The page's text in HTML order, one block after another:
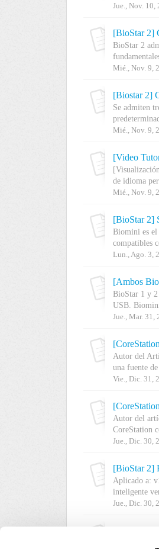
Jue., Nov. 10,
[BioStar 2]
BioStar 2
Mié., Nov. 9,
[Biostar 2]
Se admiten
Mié., Nov. 9,
[Video
de idioma
Mié., Nov. 9,
[BioStar 2]
Biomini es el
compatibles
Lun., Ago. 3,
[Ambos
BioStar 1 y
USB.
Jue., Mar. 31,
Autor del
una fuente
Vie., Dic. 31,
Autor del
CoreStation
Jue., Dic. 30,
[BioStar 2]
Aplicado a:
inteligente
Jue., Dic. 30,